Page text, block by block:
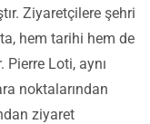
Ziyaretçilere şehri
hem tarihi hem de
Loti, aynı
noktalarından
ziyaret